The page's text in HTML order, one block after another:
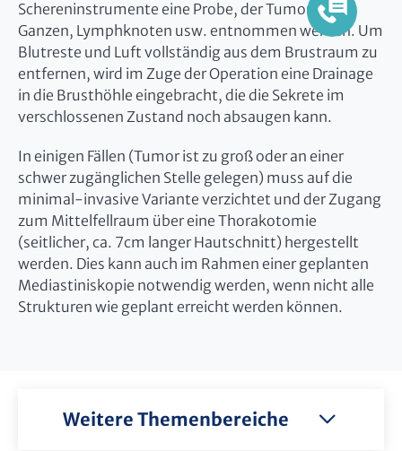
Schereninstrumente eine Probe, der Tumor im
Ganzen, Lymphknoten usw. entnommen werden. Um
Blutreste und Luft vollständig aus dem Brustraum zu
entfernen, wird im Zuge der Operation eine Drainage
in die Brusthöhle eingebracht, die die Sekrete im
verschlossenen Zustand noch absaugen kann.
In einigen Fällen (Tumor ist zu groß oder an einer
schwer zugänglichen Stelle gelegen) muss auf die
minimal-invasive Variante verzichtet und der Zugang
zum Mittelfellraum über eine Thorakotomie
(seitlicher, ca. 7cm langer Hautschnitt) hergestellt
werden. Dies kann auch im Rahmen einer geplanten
Mediastiniskopie notwendig werden, wenn nicht alle
Strukturen wie geplant erreicht werden können.
Weitere Themenbereiche